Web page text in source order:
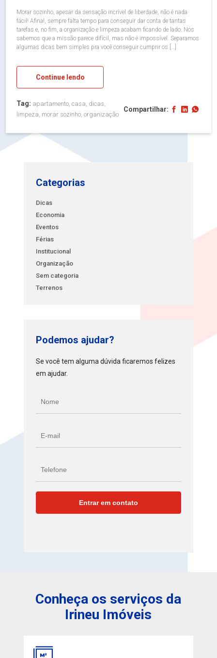
Morar sozinho, apesar da sensação incrível de liberdade, não é nada
fácil! Afinal, sempre falta tempo para conseguir dar conta de tantas
tarefas e, no fim, a organização e limpeza acabam ficando de lado. Nós
sabemos que a missão parece difícil, mas não é impossível. Separamos
algumas dicas bem simples pra você conseguir cumprir os […]
Continue lendo
Tag: apartamento, casa, dicas,
limpeza, morar sozinho, organização
Compartilhar:
Categorias
Dicas
Economia
Eventos
Férias
Institucional
Organização
Sem categoria
Terrenos
Podemos ajudar?
Se você tem alguma dúvida ficaremos felizes
em ajudar.
Conheça os serviços da
Irineu Imóveis